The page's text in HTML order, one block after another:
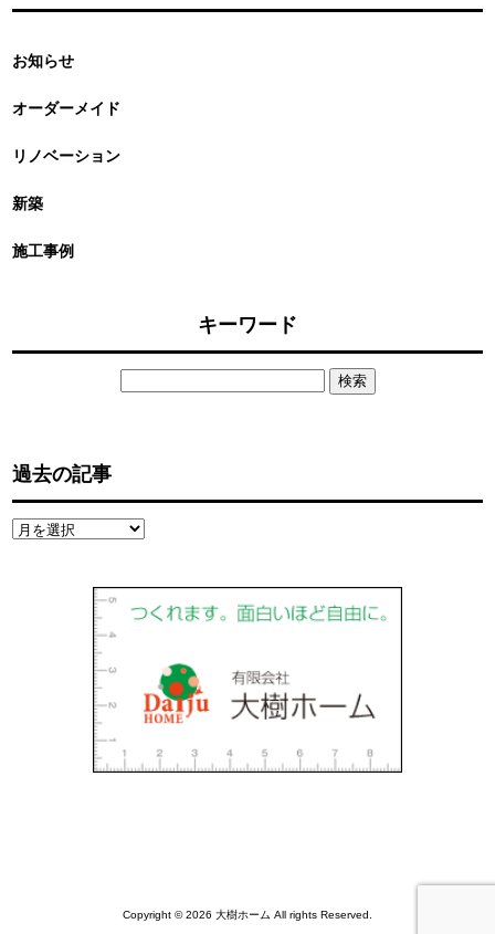
お知らせ
オーダーメイド
リノベーション
新築
施工事例
キーワード
過去の記事
過
Copyright © 2026 大樹ホーム All rights Reserved.